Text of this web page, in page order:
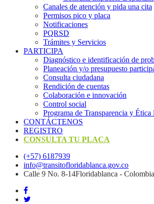
Canales de atención y pida una cita
Permisos pico y placa
Notificaciones
PQRSD
Trámites y Servicios
PARTICIPA
Diagnóstico e identificación de
Planeación y/o presupuesto
Consulta ciudadana
Rendición de cuentas
Colaboración e innovación
Control social
Programa de Transparencia y Ética
CONTÁCTENOS
REGISTRO
CONSULTA TU PLACA
(+57) 6187939
info@transitofloridablanca.gov.co
Calle 9 No. 8-14Floridablanca - Colombia